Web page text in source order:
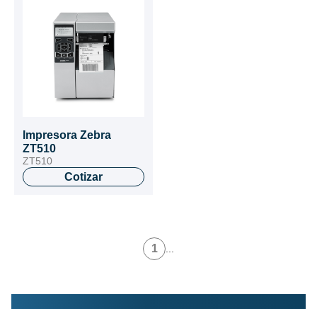
Impresora Zebra
ZT510
ZT510
Cotizar
1